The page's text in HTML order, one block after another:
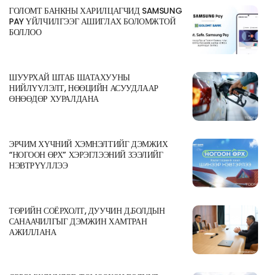
ГОЛОМТ БАНКНЫ ХАРИЛЦАГЧИД SAMSUNG
PAY ҮЙЛЧИЛГЭЭГ АШИГЛАХ БОЛОМЖТОЙ
БОЛЛОО
ШУУРХАЙ ШТАБ ШАТАХУУНЫ
НИЙЛҮҮЛЭЛТ, НӨӨЦИЙН АСУУДЛААР
ӨНӨӨДӨР ХУРАЛДАНА
ЭРЧИМ ХҮЧНИЙ ХЭМНЭЛТИЙГ ДЭМЖИХ
“НОГООН ӨРХ” ХЭРЭГЛЭЭНИЙ ЗЭЭЛИЙГ
НЭВТРҮҮЛЛЭЭ
ТӨРИЙН СОЁРХОЛТ, ДУУЧИН Д.БОЛДЫН
САНААЧИЛГЫГ ДЭМЖИН ХАМТРАН
АЖИЛЛАНА